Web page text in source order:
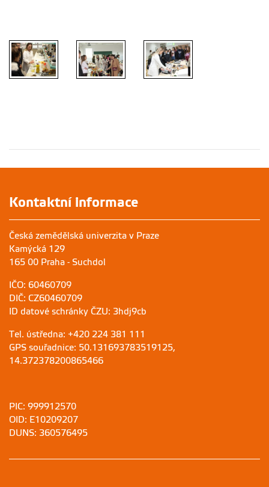
Kontaktní informace
Česká zemědělská univerzita v Praze
Kamýcká 129
165 00 Praha - Suchdol
IČO: 60460709
DIČ: CZ60460709
ID datové schránky ČZU: 3hdj9cb
Tel. ústředna: +420 224 381 111
GPS souřadnice: 50.131693783519125,
14.372378200865466
PIC: 999912570
OID: E10209207
DUNS: 360576495